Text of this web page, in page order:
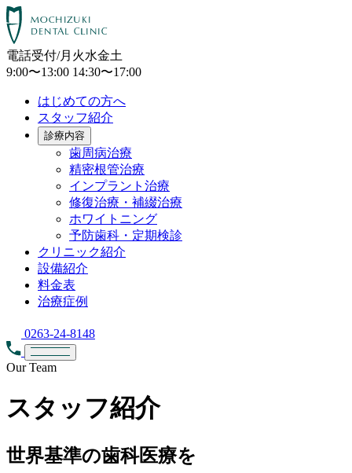
電話受付/月火水金土
9:00〜13:00 14:30〜17:00
はじめての方へ
スタッフ紹介
診療内容
歯周病治療
精密根管治療
インプラント治療
修復治療・補綴治療
ホワイトニング
予防歯科・定期検診
クリニック紹介
設備紹介
料金表
治療症例
0263-24-8148
OurTeam
スタッフ紹介
世界基準の歯科医療を